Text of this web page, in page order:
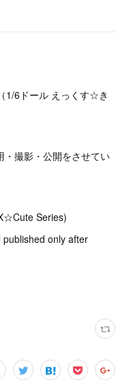
1/6ドール えっくす☆き
・撮影・公開をさせてい
Series)
only after